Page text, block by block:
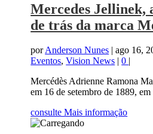
Mercedes Jellinek,
de trás da marca
porAnderson Nunes |ago 16,
Eventos,Vision News |0 |
Mercédès Adrienne Ramona
em 16 de setembro de 1889,
consulte Mais informação